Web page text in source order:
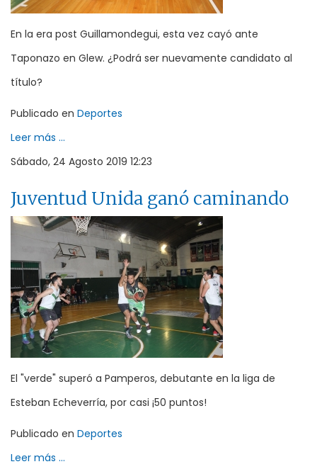
En la era post Guillamondegui, esta vez cayó ante
Taponazo en Glew. ¿Podrá ser nuevamente candidato al
título?
Publicado en Deportes
Leer más ...
Sábado, 24 Agosto 2019 12:23
Juventud Unida ganó caminando
El "verde" superó a Pamperos, debutante en la liga de
Esteban Echeverría, por casi ¡50 puntos!
Publicado en Deportes
Leer más ...